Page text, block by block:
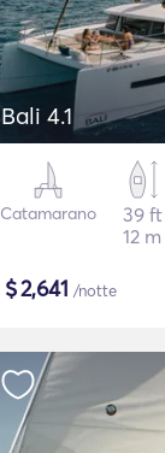
Bali 4.1
Catamarano
39 ft
12 m
$2,641 /notte